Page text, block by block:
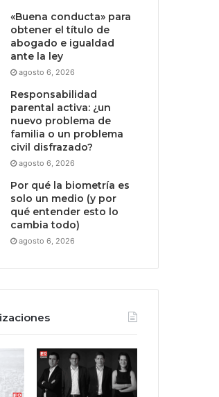
«Buena conducta» para
obtener el título de
abogado e igualdad
ante la ley
agosto 6, 2026
Responsabilidad
parental activa: ¿un
nuevo problema de
familia o un problema
civil disfrazado?
agosto 6, 2026
Por qué la biometría es
solo un medio (y por
qué entender esto lo
cambia todo)
agosto 6, 2026